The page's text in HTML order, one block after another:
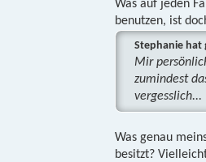
Was auf jeden
benutzen, ist
Stephanie hat
Mir
zumindest
vergesslich...
Was genau
besitzt?